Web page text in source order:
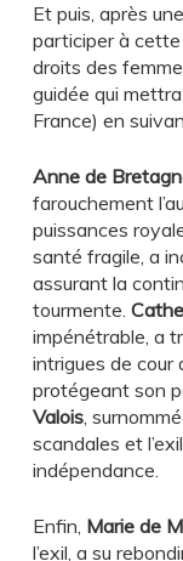
Et puis, après
participer à
droits des
guidée qui
France) en
Anne de
farouchement
puissances
santé fragile, a
assurant la
tourmente.
impénétrable, a
intrigues de cour
protégeant son
Valois,
scandales et
indépendance.
Enfin, Marie de
l’exil, a su